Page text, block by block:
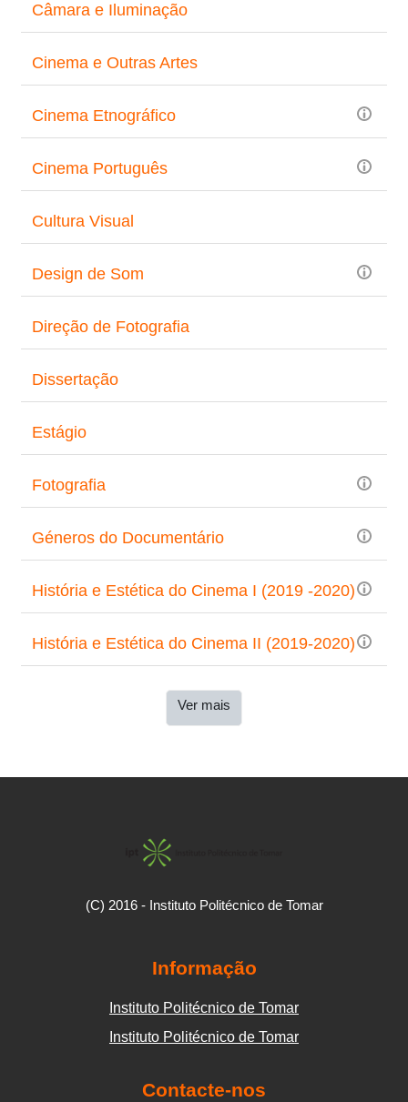
Câmara e Iluminação
Cinema e Outras Artes
Cinema Etnográfico
Cinema Português
Cultura Visual
Design de Som
Direção de Fotografia
Dissertação
Estágio
Fotografia
Géneros do Documentário
História e Estética do Cinema I (2019 -2020)
História e Estética do Cinema II (2019-2020)
Ver mais
(C) 2016 - Instituto Politécnico de Tomar
Informação
Instituto Politécnico de Tomar
Instituto Politécnico de Tomar
Contacte-nos